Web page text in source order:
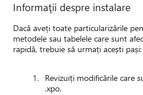
Informaţii despre instalare
Dacă aveți toate particularizările
metodele sau tabelele care sunt
rapidă, trebuie să urmați acești pași:
Revizuiți modificările care
.xpo.